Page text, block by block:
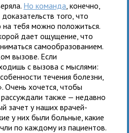
Но команда , конечно,
того, что
тебя можно положиться.
дает ощущение, что
самообразованием.
вызове. Если
с вызова с мыслями:
течения болезни,
Очень хочется, чтобы
также — недавно
зачет у наших врачей-
у них были больные, какие
по каждому из пациентов.